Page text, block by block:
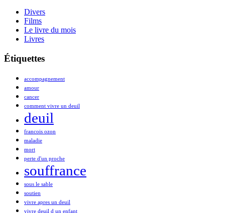
Divers
Films
Le livre du mois
Livres
Étiquettes
accompagnement
amour
cancer
comment vivre un deuil
deuil
francois ozon
maladie
mort
perte d'un proche
souffrance
sous le sable
soutien
vivre apres un deuil
vivre deuil d un enfant